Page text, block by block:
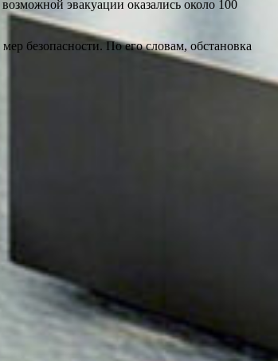
эвакуации оказались около 100
безопасности. По его словам, обстановка